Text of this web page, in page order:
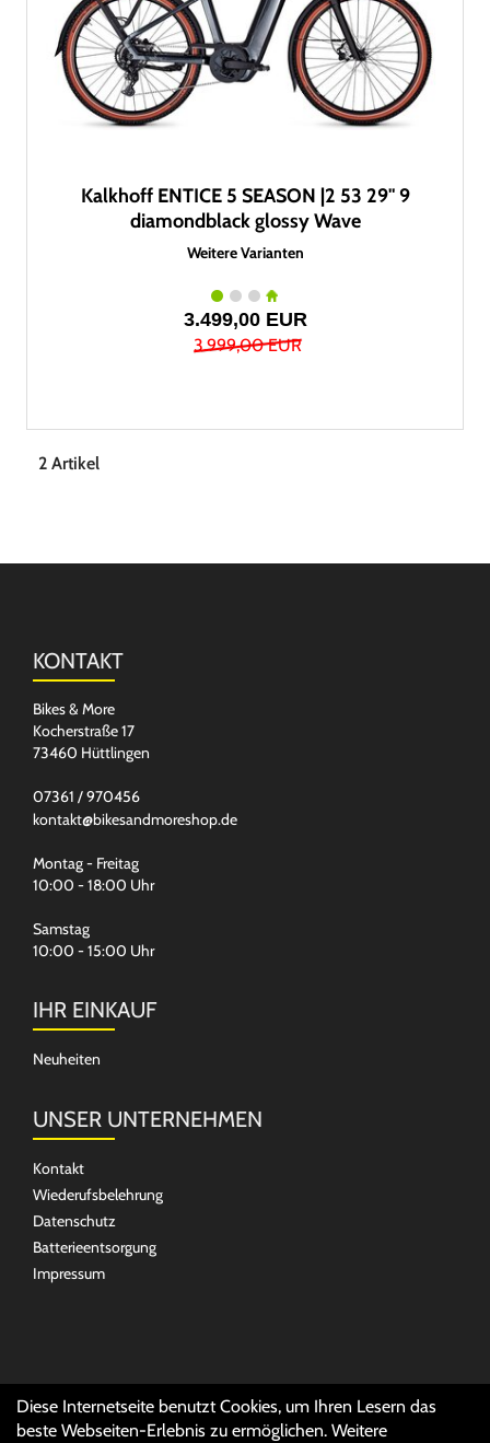
Kalkhoff ENTICE 5 SEASON |2 53 29" 9
diamondblack glossy Wave
Weitere Varianten
3.499,00 EUR
3.999,00 EUR
2 Artikel
KONTAKT
Bikes & More
Kocherstraße 17
73460 Hüttlingen
07361 / 970456
kontakt@bikesandmoreshop.de
Montag - Freitag
10:00 - 18:00 Uhr
Samstag
10:00 - 15:00 Uhr
IHR EINKAUF
Neuheiten
UNSER UNTERNEHMEN
Kontakt
Wiederufsbelehrung
Datenschutz
Batterieentsorgung
Impressum
SOCIAL MEDIA
Diese Internetseite benutzt Cookies, um Ihren Lesern das
beste Webseiten-Erlebnis zu ermöglichen. Weitere